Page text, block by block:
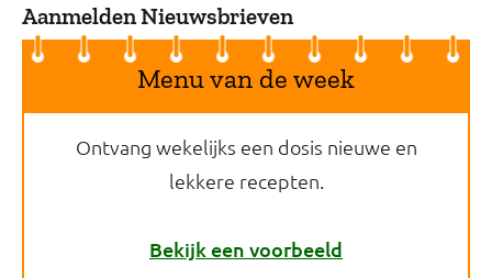
Aanmelden Nieuwsbrieven
Menu van de week
Ontvang wekelijks een dosis nieuwe en
lekkere recepten.
Bekijk een voorbeeld